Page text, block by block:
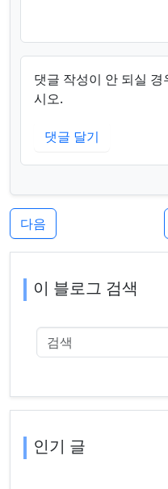
댓글 작성이 안 되실
시오.
댓글 달기
다음
이 블로그 검색
인기 글